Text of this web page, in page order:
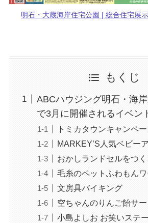
明石・大蔵海岸住宅公園 | 総合住宅展
もくじ
ABCハウジング明石・海
で3月に開催されるイベン
トミカタウンキャンペ
MARKEY’S人気ベビー
おかしランドセルをつ
毛糸のペットふわもん
文房具バイキング
空ちゃんのりんご飴サー
小島よしお お笑いステ